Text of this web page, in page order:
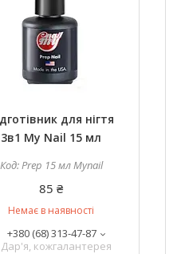
для нігтя
3в1 My Nail 15 мл
Prep 15 мл Mynail
85 ₴
Немає в наявності
+380 (68) 313-47-87
Дар'я, кожгалантерея